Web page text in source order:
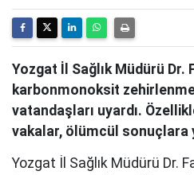
Yozgat İl Sağlık Müdürü Dr.
karbonmonoksit
vatandaşları uyardı.
vakalar, ölümcül sonuçlara
Yozgat İl Sağlık Müdürü Dr.